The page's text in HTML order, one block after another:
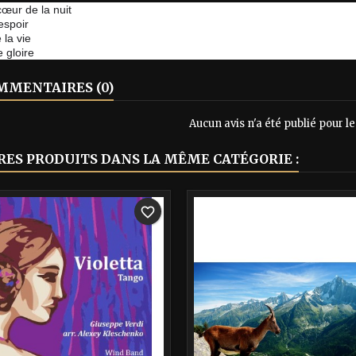
de la nuit
la vie
gloire
(0)
Aucun avis n'a été publié pour
PRODUITS DANS LA MÊME CATÉGORIE :
favorite_border